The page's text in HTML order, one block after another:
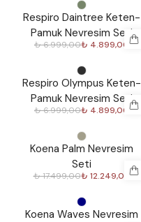
Respiro Daintree Keten-
Pamuk Nevresim Seti
₺ 6.999,00₺ 4.899,00
Respiro Olympus Keten-
Pamuk Nevresim Seti
₺ 6.999,00₺ 4.899,00
Koena Palm Nevresim
Seti
₺ 17.499,00₺ 12.249,00
Koena Waves Nevresim